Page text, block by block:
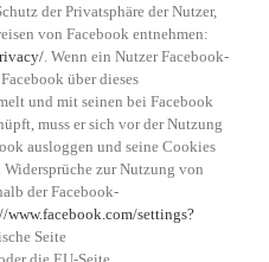
der Privatsphäre der Nutzer,
von Facebook entnehmen:
. Wenn ein Nutzer Facebook-
über dieses
und mit seinen bei Facebook
muss er sich vor der Nutzung
ausloggen und seine Cookies
zur Nutzung von
der Facebook-
www.facebook.com/settings?
Seite